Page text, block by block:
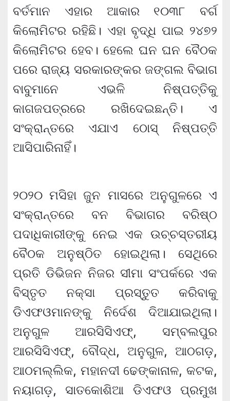
ବର୍ତମାନ ଏହାର ଆକାର ୧୦୩୮ ବର୍ଗ
କିଲୋମିଟର ରହିଛି। ଏହା ବୃଦ୍ଧି ପାଇ ୨୪୭୨
କିଲୋମିଟର ହେବ। ହେଲେ ଘନ ଘନ ବୈଠକ
ପରେ ରାଜ୍ୟ ସରକାରଙ୍କର ଜଙ୍ଗଲ ବିଭାଗ
ବାବୁମାନେ ଏଭଳି ନିଷ୍ପତ୍ତିକୁ
କାଗଜପତ୍ରରେ ରଖିଦେଇଛନ୍ତି। ଏ
ସଂକ୍ରାନ୍ତରେ ଏଯାଏ ଠୋସ୍ ନିଷ୍ପତ୍ତି
ଆସିପାରିନାହିଁ।
୨୦୨୦ ମସିହା ଜୁନ ମାସରେ ଅନୁଗୁଳରେ ଏ
ସଂକ୍ରାନ୍ତରେ ବନ ବିଭାଗର ବରିଷ୍ଠ
ପଦାଧିକାରୀଙ୍କୁ ନେଇ ଏକ ଉଚ୍ଚସ୍ତରୀୟ
ବୈଠକ ଅନୁଷ୍ଠିତ ହୋଇଥିଲା। ସେଥିରେ
ପ୍ରତି ଡିଭିଜନ ନିଜର ସୀମା ସଂପର୍କରେ ଏକ
ବିସ୍ତୃତ ନକ୍ସା ପ୍ରସ୍ତୁତ କରିବାକୁ
ଡିଏଫଓମାନଙ୍କୁ ନିର୍ଦେଶ ଦିଆଯାଇଥିଲା।
ଅନୁଗୁଳ ଆରସିସିଏଫ୍, ସମ୍ବଲପୁର
ଆରସିସିଏଫ୍, ବୌଦ୍ଧ, ଅନୁଗୁଳ, ଆଠଗଡ଼,
ଆଠମଲ୍ଲିକ, ମହାନଦୀ ଢେଙ୍କାନାଳ, କଟକ,
ନୟାଗଡ଼, ସାତକୋଶିଆ ଡିଏଫଓ ପ୍ରମୁଖ